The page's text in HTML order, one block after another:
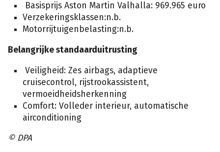
Basisprijs Aston Martin Valhalla: 969.965 euro
Verzekeringsklassen:n.b.
Motorrijtuigenbelasting:n.b.
Belangrijke standaarduitrusting
Veiligheid: Zes airbags, adaptieve
cruisecontrol, rijstrookassistent,
vermoeidheidsherkenning
Comfort: Volleder interieur, automatische
airconditioning
© DPA